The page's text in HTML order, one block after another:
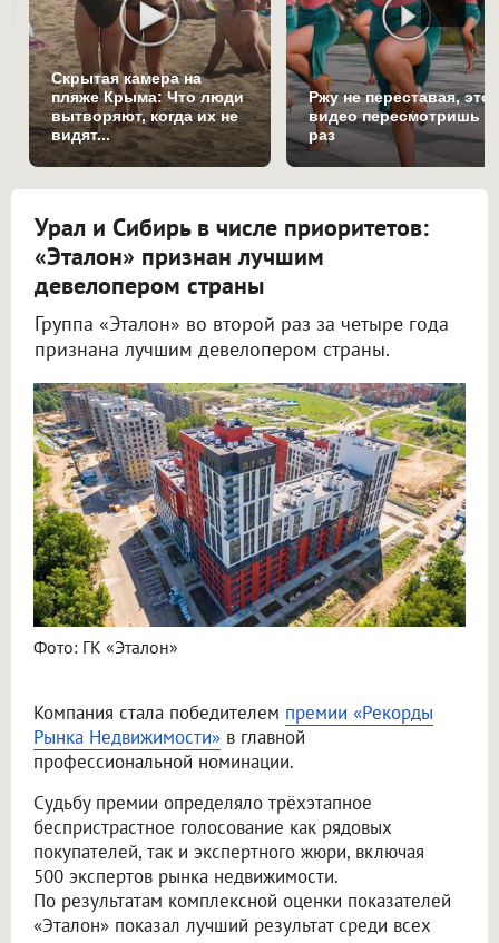
Скрытая камера на
пляже Крыма: Что люди
вытворяют, когда их не
видят...
Ржу не переставая, это
видео пересмотришь
раз
Урал и Сибирь в числе приоритетов:
«Эталон» признан лучшим
девелопером страны
Группа «Эталон» во второй раз за четыре года
признана лучшим девелопером страны.
Фото: ГК «Эталон»
Компания стала победителем премии «Рекорды
Рынка Недвижимости» в главной
профессиональной номинации.
Судьбу премии определяло трёхэтапное
беспристрастное голосование как рядовых
покупателей, так и экспертного жюри, включая
500 экспертов рынка недвижимости.
По результатам комплексной оценки показателей
«Эталон» показал лучший результат среди всех